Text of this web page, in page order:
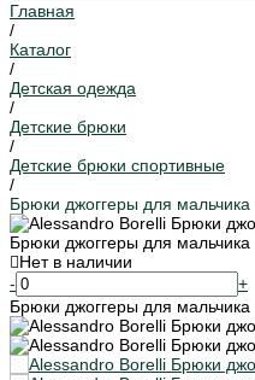
Главная
/
Каталог
/
Детская одежда
/
Детские брюки
/
Детские брюки спортивные
/
Брюки джоггеры для мальчика
Брюки джоггеры для мальчика
Нет в наличии
-
+
Брюки джоггеры для мальчика